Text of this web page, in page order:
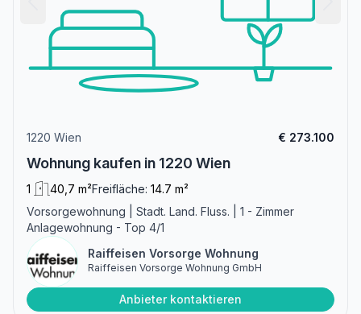
1220 Wien € 273.100
Wohnung kaufen in 1220 Wien
1 40,7 m²Freifläche: 14.7 m²
Vorsorgewohnung | Stadt. Land. Fluss. | 1 - Zimmer
Anlagewohnung - Top 4/1
Raiffeisen Vorsorge Wohnung
Raiffeisen Vorsorge Wohnung GmbH
Anbieter kontaktieren